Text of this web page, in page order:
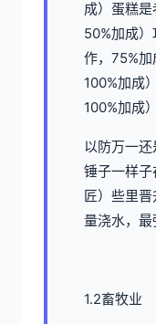
成）蛋糕是
50%加成
作，75%加
100%加成
100%加成）
以防万一
锤子一样
匠）些里
量浇水，最
1.2畜牧业